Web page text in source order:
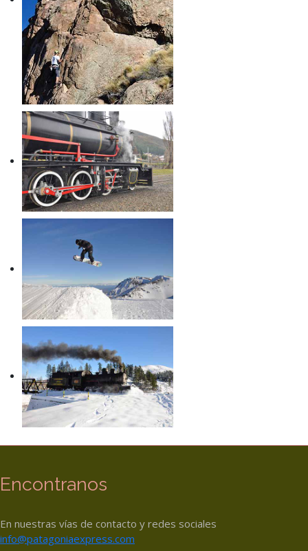
Encontranos
En nuestras vías de contacto y redes sociales
info@patagoniaexpress.com